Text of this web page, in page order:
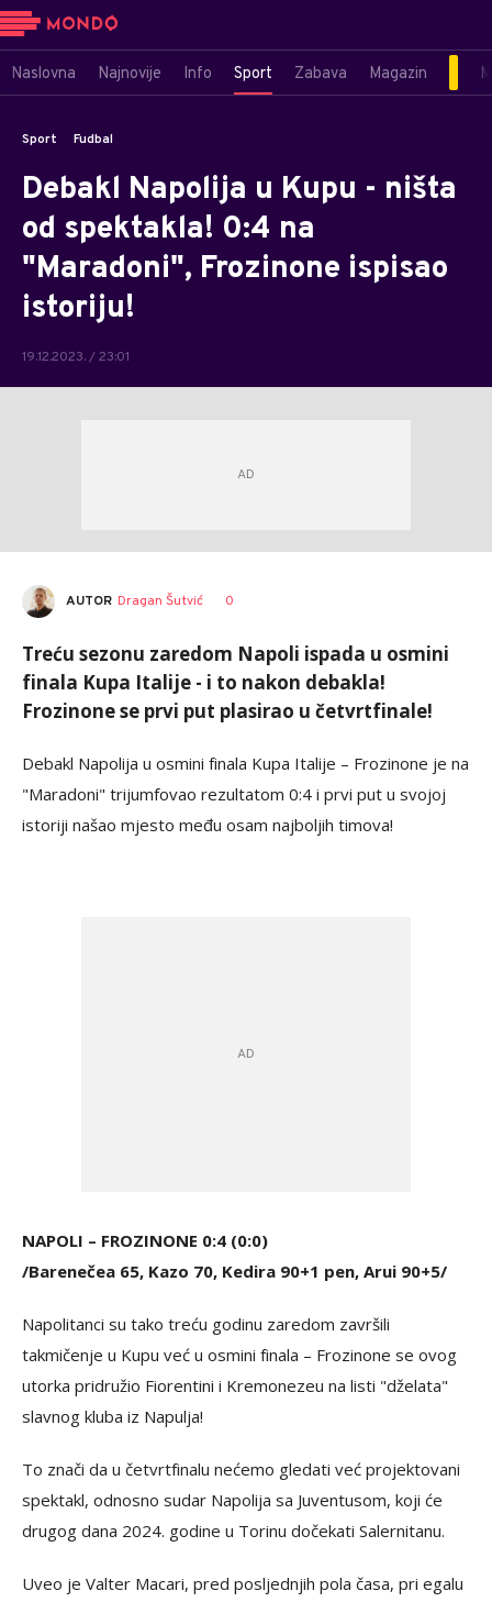
Naslovna Najnovije Info Sport Zabava Magazin
Sport Fudbal
Debakl Napolija u Kupu - ništa
od spektakla! 0:4 na
"Maradoni", Frozinone ispisao
istoriju!
19.12.2023. / 23:01
AUTOR Dragan Šutvić 0
Treću sezonu zaredom Napoli ispada u osmini
finala Kupa Italije - i to nakon debakla!
Frozinone se prvi put plasirao u četvrtfinale!
Debakl Napolija u osmini finala Kupa Italije – Frozinone je na
"Maradoni" trijumfovao rezultatom 0:4 i prvi put u svojoj
istoriji našao mjesto među osam najboljih timova!
NAPOLI – FROZINONE 0:4 (0:0)
/Barenečea 65, Kazo 70, Kedira 90+1 pen, Arui 90+5/
Napolitanci su tako treću godinu zaredom završili
takmičenje u Kupu već u osmini finala – Frozinone se ovog
utorka pridružio Fiorentini i Kremonezeu na listi "dželata"
slavnog kluba iz Napulja!
To znači da u četvrtfinalu nećemo gledati već projektovani
spektakl, odnosno sudar Napolija sa Juventusom, koji će
drugog dana 2024. godine u Torinu dočekati Salernitanu.
Uveo je Valter Macari, pred posljednjih pola časa, pri egalu